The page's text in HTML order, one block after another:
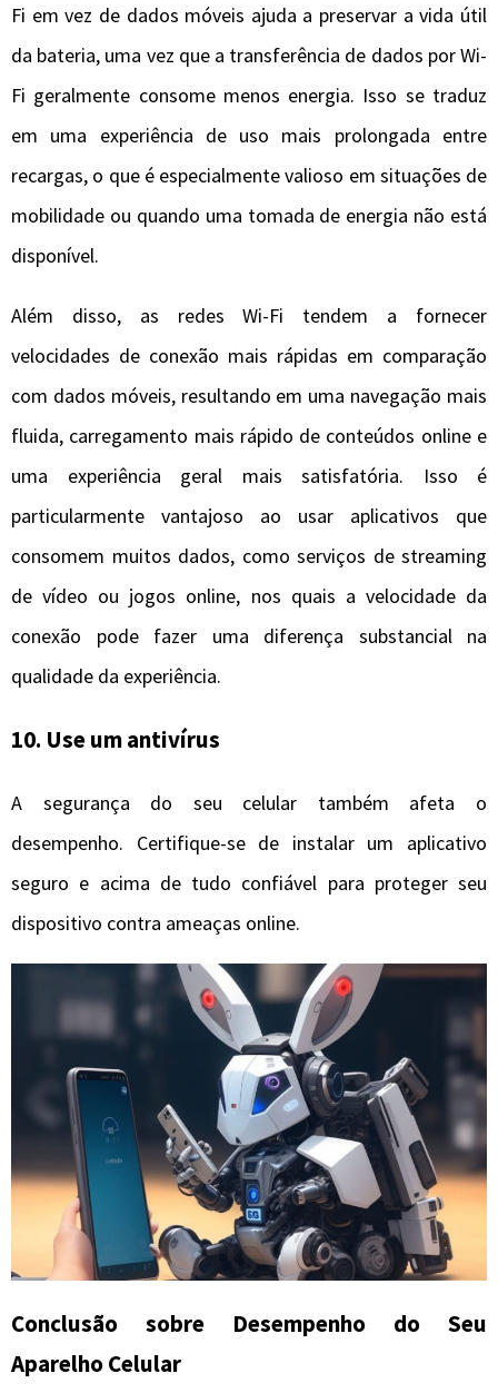
Fi em vez de dados móveis ajuda a preservar a vida útil
da bateria, uma vez que a transferência de dados por Wi-
Fi geralmente consome menos energia. Isso se traduz
em uma experiência de uso mais prolongada entre
recargas, o que é especialmente valioso em situações de
mobilidade ou quando uma tomada de energia não está
disponível.
Além disso, as redes Wi-Fi tendem a fornecer
velocidades de conexão mais rápidas em comparação
com dados móveis, resultando em uma navegação mais
fluida, carregamento mais rápido de conteúdos online e
uma experiência geral mais satisfatória. Isso é
particularmente vantajoso ao usar aplicativos que
consomem muitos dados, como serviços de streaming
de vídeo ou jogos online, nos quais a velocidade da
conexão pode fazer uma diferença substancial na
qualidade da experiência.
10. Use um antivírus
A segurança do seu celular também afeta o
desempenho. Certifique-se de instalar um aplicativo
seguro e acima de tudo confiável para proteger seu
dispositivo contra ameaças online.
Conclusão sobre Desempenho do Seu
Aparelho Celular